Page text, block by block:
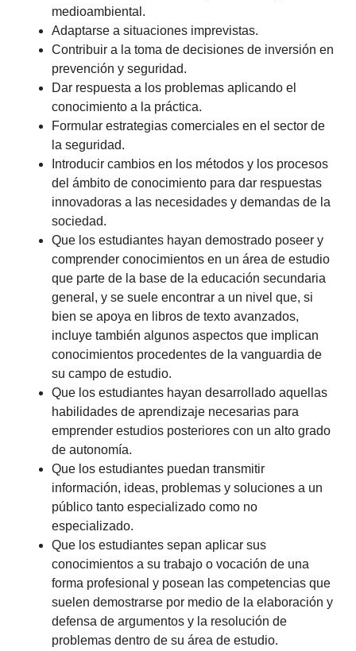
medioambiental.
Adaptarse a situaciones imprevistas.
Contribuir a la toma de decisiones de inversión en
prevención y seguridad.
Dar respuesta a los problemas aplicando el
conocimiento a la práctica.
Formular estrategias comerciales en el sector de
la seguridad.
Introducir cambios en los métodos y los procesos
del ámbito de conocimiento para dar respuestas
innovadoras a las necesidades y demandas de la
sociedad.
Que los estudiantes hayan demostrado poseer y
comprender conocimientos en un área de estudio
que parte de la base de la educación secundaria
general, y se suele encontrar a un nivel que, si
bien se apoya en libros de texto avanzados,
incluye también algunos aspectos que implican
conocimientos procedentes de la vanguardia de
su campo de estudio.
Que los estudiantes hayan desarrollado aquellas
habilidades de aprendizaje necesarias para
emprender estudios posteriores con un alto grado
de autonomía.
Que los estudiantes puedan transmitir
información, ideas, problemas y soluciones a un
público tanto especializado como no
especializado.
Que los estudiantes sepan aplicar sus
conocimientos a su trabajo o vocación de una
forma profesional y posean las competencias que
suelen demostrarse por medio de la elaboración y
defensa de argumentos y la resolución de
problemas dentro de su área de estudio.